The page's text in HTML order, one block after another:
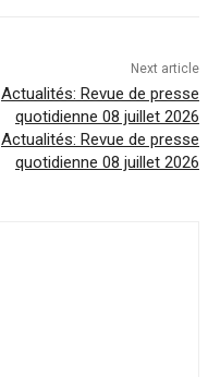
Next article
Actualités: Revue de presse
quotidienne 08 juillet 2026